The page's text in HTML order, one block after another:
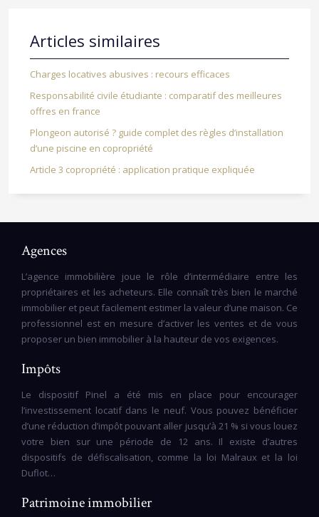
Articles similaires
Charges locatives abusives : recours efficaces
Responsabilité civile étudiante : comparatif des meilleures
offres en france
Plongeon autorisé ? guide complet des règles d’installation
d’une piscine en copropriété
Article 3 copropriété : application pratique expliquée
Agences
L’agence immobilière joue le rôle d’intermédiaire entre les
propriétaires et les acheteurs. Elle connaît très bien le marché
immobilier et peut facilement estimer la valeur d’une maison. Ce
professionnel est en mesure d’activer les ventes et de vous
proposer un bien immobilier à la hauteur de vos exigences.
Impôts
Le dispositif Pinel a été mis en place pour encourager
l’investissement locatif dans le neuf. Vous pouvez bénéficier
d’une réduction d’impôt pouvant aller jusqu’à 21 % si vous louez
votre bien sur une période de 12 ans. Il existe d’autres
dispositifs de défiscalisation, comme la loi Malraux et la loi
Duflot…
Patrimoine immobilier